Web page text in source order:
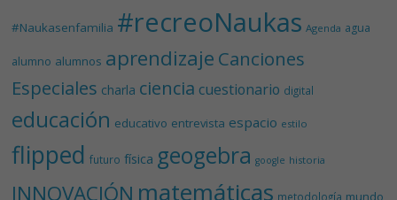
#Naukasenfamilia #recreoNaukas Agenda agua
alumno alumnos aprendizaje Canciones
Especiales charla ciencia cuestionario digital
educación educativo entrevista espacio estilo
flipped futuro física geogebra google historia
INNOVACIÓN matemáticas metodología mundo